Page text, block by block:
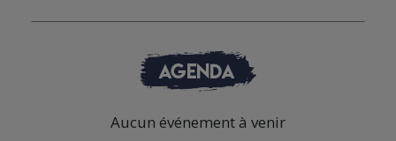
AGENDA
Aucun événement à venir